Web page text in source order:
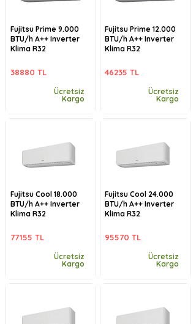
Fujitsu Prime 9.000
BTU/h A++ Inverter
Klima R32
38880 TL
Ücretsiz
Kargo
Fujitsu Cool 18.000
BTU/h A++ Inverter
Klima R32
77155 TL
Ücretsiz
Kargo
Fujitsu Prime 12.000
BTU/h A++ Inverter
Klima R32
46235 TL
Ücretsiz
Kargo
Fujitsu Cool 24.000
BTU/h A++ Inverter
Klima R32
95570 TL
Ücretsiz
Kargo